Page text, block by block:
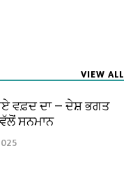
VIEW ALL
ਵਫ਼ਦ ਦਾ — ਦੇਸ਼ ਭਗਤ
ਸਨਮਾਨ